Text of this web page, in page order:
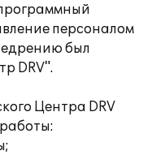
персоналом
был
DRV".
Центра DRV